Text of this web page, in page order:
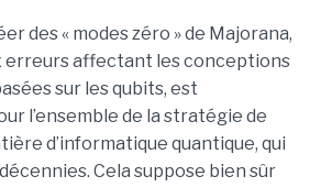
des « modes zéro » de Majorana,
erreurs affectant les conceptions
sur les qubits, est
l’ensemble de la stratégie de
d’informatique quantique, qui
Cela suppose bien sûr